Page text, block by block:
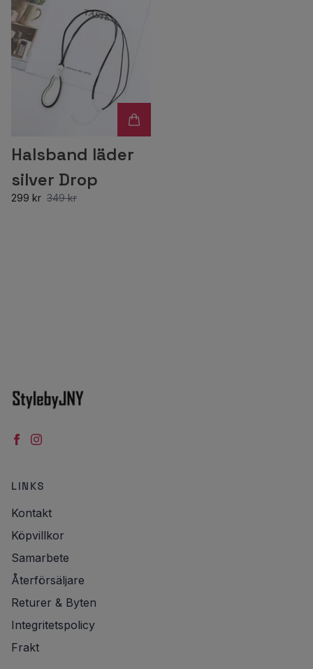
Halsband läder
silver Drop
299 kr 349 kr
LINKS
Kontakt
Köpvillkor
Samarbete
Återförsäljare
Returer & Byten
Integritetspolicy
Frakt